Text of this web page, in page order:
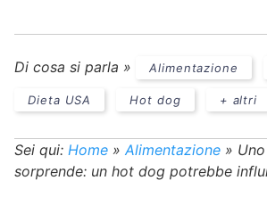
Di cosa si parla » Alimentazione
Dieta USA Hot dog + altri
Sei qui: Home » Alimentazione »
sorprende: un hot dog potrebbe